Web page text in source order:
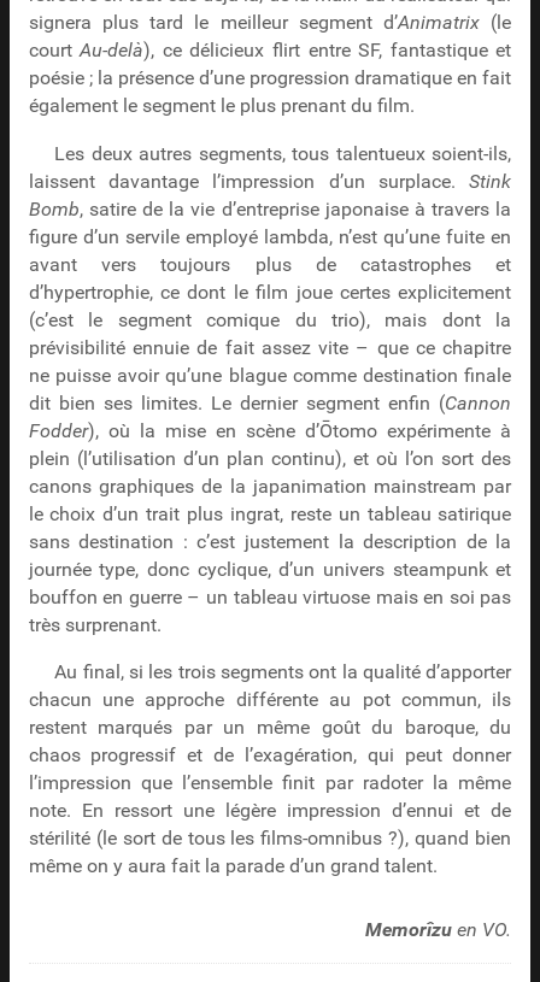
signera plus tard le meilleur segment d’Animatrix (le
courtAu-delà), ce délicieux flirt entre SF, fantastique et
poésie ; la présence d’une progression dramatique en fait
également le segment le plus prenant du film.
Les deux autres segments, tous talentueux soient-ils,
laissent davantage l’impression d’un surplace.Stink
Bomb, satire de la vie d’entreprise japonaise à travers la
figure d’un servile employé lambda, n’est qu’une fuite en
avant vers toujours plus de catastrophes et
d’hypertrophie, ce dont le film joue certes explicitement
(c’est le segment comique du trio), mais dont la
prévisibilité ennuie de fait assez vite – que ce chapitre
ne puisse avoir qu’une blague comme destination finale
dit bien ses limites. Le dernier segment enfin (Cannon
Fodder), où la mise en scène d’Ōtomo expérimente à
plein (l’utilisation d’un plan continu), et où l’on sort des
canons graphiques de la japanimation mainstream par
le choix d’un trait plus ingrat, reste un tableau satirique
sans destination : c’est justement la description de la
journée type, donc cyclique, d’un univers steampunk et
bouffon en guerre – un tableau virtuose mais en soi pas
très surprenant.
Au final, si les trois segments ont la qualité d’apporter
chacun une approche différente au pot commun, ils
restent marqués par un même goût du baroque, du
chaos progressif et de l’exagération, qui peut donner
l’impression que l’ensemble finit par radoter la même
note. En ressort une légère impression d’ennui et de
stérilité (le sort de tous les films-omnibus ?), quand bien
même on y aura fait la parade d’un grand talent.
Memorîzu en VO.